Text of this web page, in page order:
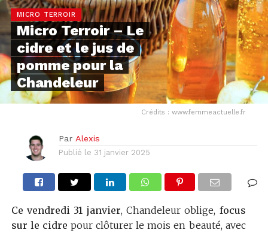
MICRO TERROIR
Micro Terroir – Le
cidre et le jus de
pomme pour la
Chandeleur
Crédits : www.femmeactuelle.fr
Par Alexis
Publié le 31 janvier 2025
Ce vendredi 31 janvier, Chandeleur oblige, focus
sur le cidre pour clôturer le mois en beauté, avec